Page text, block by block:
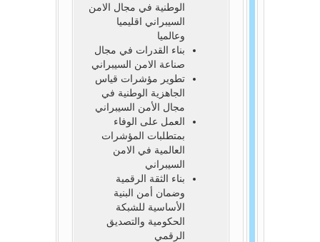
الوطنية في مجال الامن
السيبراني اقليميا
وعالميا
بناء القدرات في مجال
صناعة الامن السيبراني
تطوير مؤشرات قياس
الجاهزية الوطنية في
مجال الأمن السيبراني
العمل على الوفاء
بمتطلبات المؤشرات
العالمية في الامن
السيبراني
بناء الثقة الرقمية
وضمان أمن البنية
الأساسية للشبكة
الحكومية والتصديق
الرقمي